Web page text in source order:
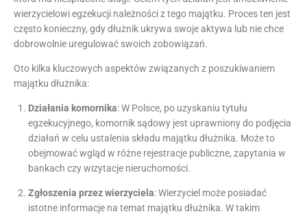
wierzycielowi egzekucji należności z tego majątku. Proces ten jest
często konieczny, gdy dłużnik ukrywa swoje aktywa lub nie chce
dobrowolnie uregulować swoich zobowiązań.
Oto kilka kluczowych aspektów związanych z poszukiwaniem
majątku dłużnika:
Działania komornika: W Polsce, po uzyskaniu tytułu
egzekucyjnego, komornik sądowy jest uprawniony do podjęcia
działań w celu ustalenia składu majątku dłużnika. Może to
obejmować wgląd w różne rejestracje publiczne, zapytania w
bankach czy wizytacje nieruchomości.
Zgłoszenia przez wierzyciela: Wierzyciel może posiadać
istotne informacje na temat majątku dłużnika. W takim